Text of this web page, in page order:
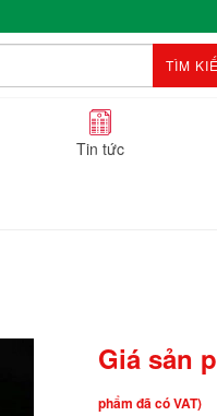
TÌM
Tin tức
Giá sản
phẩm đã có VAT)